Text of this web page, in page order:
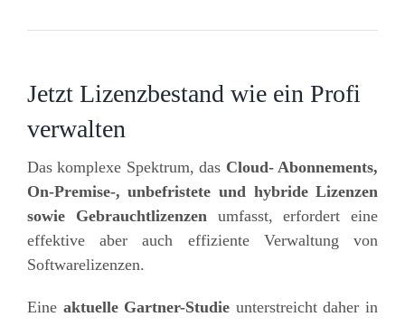
Jetzt Lizenzbestand wie ein Profi
verwalten
Das komplexe Spektrum, das Cloud- Abonnements,
On-Premise-, unbefristete und hybride Lizenzen
sowie Gebrauchtlizenzen umfasst, erfordert eine
effektive aber auch effiziente Verwaltung von
Softwarelizenzen.
Eine aktuelle Gartner-Studie unterstreicht daher in